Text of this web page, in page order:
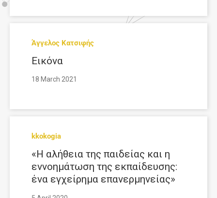
Άγγελος Κατσιφής
Εικόνα
18 March 2021
kkokogia
«Η αλήθεια της παιδείας και η
εννοημάτωση της εκπαίδευσης:
ένα εγχείρημα επανερμηνείας»